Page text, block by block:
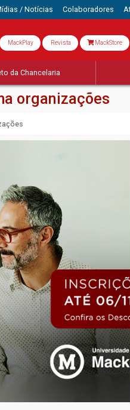
/ Notícias Colaboradores
MackPlay Revista MackStore
da Chancelaria
organizações